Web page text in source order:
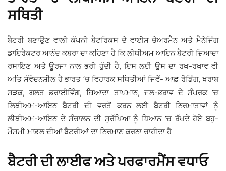
ਸਥਿਤੀ
ਬੈਟਰੀ ਬਣਾਉਣ ਵਾਲੀ ਕੰਪਨੀ ਬੈਟਰਿਕਸ ਦੇ ਵਾਈਸ ਚੇਅਰਮੈੈਨ ਅਤੇ ਮੈਨੇਜਿੰਗ
ਡਾਇਰੈਕਟਰ ਆਨੰਦ ਕਬਰਾ ਦਾ ਕਹਿਣਾ ਹੈ ਕਿ ਲੀਥੀਅਮ ਆਇਨ ਬੈਟਰੀ ਜ਼ਿਆਦਾ
ਰਸਾਇਣ ਅਤੇ ਊਰਜਾ ਨਾਲ ਭਰੀ ਹੁੰਦੀ ਹੈ, ਇਸ ਲਈ ਉਸ ਦਾ ਰਖ-ਰਖਾਵ ਵੀ
ਅਤਿ ਸੰਵੇਦਨਸ਼ੀਲ ਹੈ ਭਾਰਤ ’ਚ ਵਿਹਾਰਕ ਸਥਿਤੀਆਂ ਜਿਵੇਂ- ਆਫ਼ ਰੋਡਿੰਗ, ਖਰਾਬ
ਸੜਕ, ਗਲਤ ਡਰਾਈਵਿੰਗ, ਜ਼ਿਆਦਾ ਤਾਪਮਾਨ, ਜਲ-ਭਰਾਵ ਦੇ ਸੰਪਰਕ ’ਚ
ਲਿਥੀਅਮ-ਆਇਨ ਬੈਟਰੀ ਦੀ ਵਰਤੋਂ ਕਰਨ ਲਈ ਬੈਟਰੀ ਨਿਰਮਾਤਾਵਾਂ ਨੂੰ
ਲੀਥੀਅਮ-ਆਇਨ ਦੇ ਸੰਚਾਲਨ ਦੀ ਸੁਰੱਖਿਆ ਨੂੰ ਧਿਆਨ ’ਚ ਰੱਖਦੇ ਹੋਏ ਬਹੁ-
ਮੌਸਮੀ ਮਾਡਲ ਦੀਆਂ ਬੈਟਰੀਆਂ ਦਾ ਨਿਰਮਾਣ ਕਰਨਾ ਚਾਹੀਦਾ ਹੈ
ਬੈਟਰੀ ਦੀ ਲਾਈਫ ਅਤੇ ਪਰਫਾਰਮੈਂਸ ਵਧਾਓ